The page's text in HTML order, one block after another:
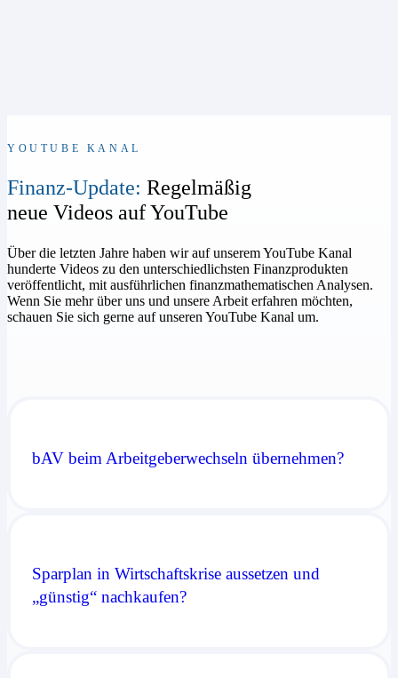
YOUTUBE KANAL
Finanz-Update: Regelmäßig
neue Videos auf YouTube
Über die letzten Jahre haben wir auf unserem YouTube Kanal
hunderte Videos zu den unterschiedlichsten Finanzprodukten
veröffentlicht, mit ausführlichen finanzmathematischen Analysen.
Wenn Sie mehr über uns und unsere Arbeit erfahren möchten,
schauen Sie sich gerne auf unseren YouTube Kanal um.
bAV beim Arbeitgeberwechseln übernehmen?
Sparplan in Wirtschaftskrise aussetzen und
„günstig“ nachkaufen?